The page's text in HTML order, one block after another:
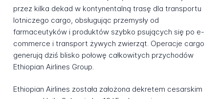
przez kilka dekad w kontynentalną trasę dla transportu
lotniczego cargo, obsługując przemysły od
farmaceutyków i produktów szybko psujących się po e-
commerce i transport żywych zwierząt. Operacje cargo
generują dziś blisko połowę całkowitych przychodów
Ethiopian Airlines Group.
Ethiopian Airlines została założona dekretem cesarskim